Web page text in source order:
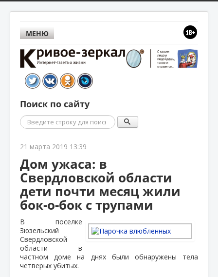
МЕНЮ
Поиск по сайту
Поиск
21 марта 2019 13:39
Дом ужаса: в
Свердловской области
дети почти месяц жили
бок-о-бок с трупами
В поселке
Зюзельский
Свердловской
области в
частном доме на днях были обнаружены тела
четверых убитых.